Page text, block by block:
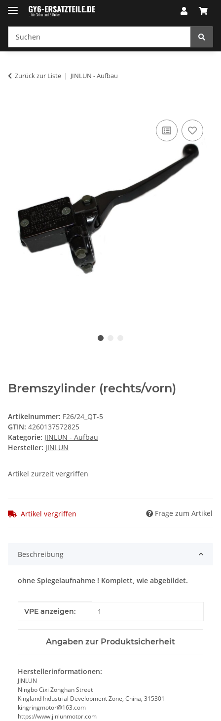
Zurück zur Liste JINLUN - Aufbau
Bremszylinder (rechts/vorn)
Artikelnummer: F26/24_QT-5
GTIN: 4260137572825
Kategorie: JINLUN - Aufbau
Hersteller: JINLUN
Artikel zurzeit vergriffen
Artikel vergriffen Frage zum Artikel
Beschreibung
ohne Spiegelaufnahme ! Komplett, wie abgebildet.
Produkteigenschaft
Wert
VPE anzeigen: 1
Angaben zur Produktsicherheit
Herstellerinformationen:
JINLUN
Ningbo Cixi Zonghan Street
Kingland Industrial Development Zone, China, 315301
kingringmotor@163.com
https://www.jinlunmotor.com